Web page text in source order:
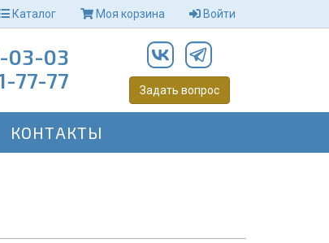
Каталог Моя корзина Войти
03-03
77-77
Задать вопрос
КОНТАКТЫ